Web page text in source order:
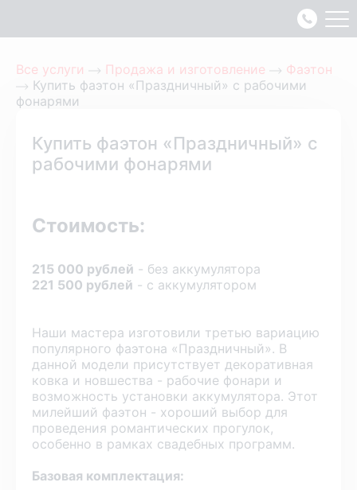
Все услуги Продажа и изготовление
Фаэтон
Купить фаэтон «Праздничный» с рабочими
фонарями
Купить фаэтон «Праздничный» с
рабочими фонарями
Стоимость:
215 000 рублей - без аккумулятора
221 500 рублей - с аккумулятором
Наши мастера изготовили третью вариацию
популярного фаэтона «Праздничный». В
данной модели присутствует декоративная
ковка и новшества - рабочие фонари и
возможность установки аккумулятора. Этот
милейший фаэтон - хороший выбор для
проведения романтических прогулок,
особенно в рамках свадебных программ.
Базовая комплектация: